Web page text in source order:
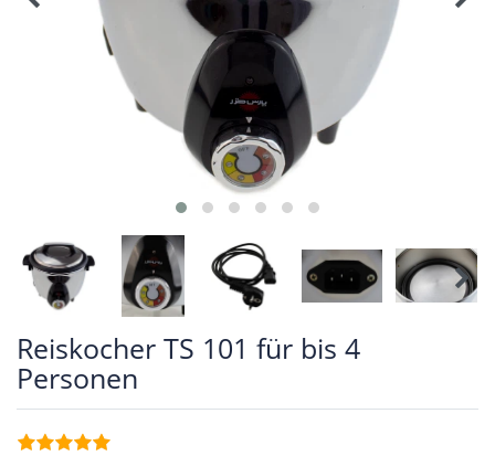
Reiskocher TS 101 für bis 4
Personen